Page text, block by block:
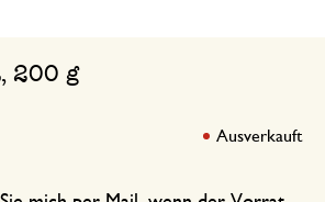
200 g
Ausverkauft